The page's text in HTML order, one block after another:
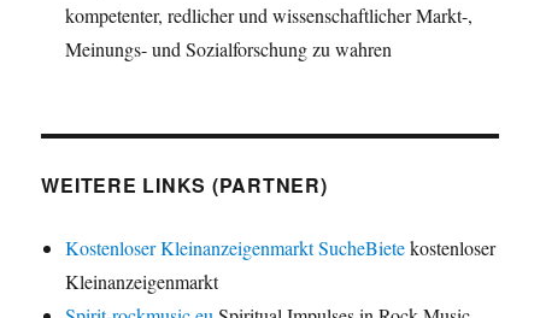
kompetenter, redlicher und wissenschaftlicher Markt-,
Meinungs- und Sozialforschung zu wahren
WEITERE LINKS (PARTNER)
Kostenloser Kleinanzeigenmarkt SucheBietekostenloser
Kleinanzeigenmarkt